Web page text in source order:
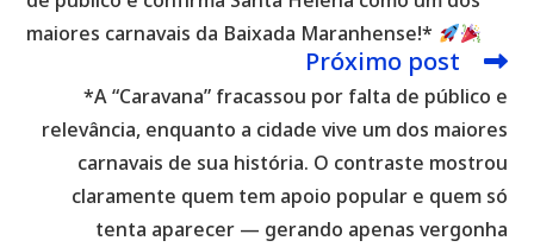
maiores carnavais da Baixada Maranhense!*
Próximo post
*A “Caravana” fracassou por falta de público e
relevância, enquanto a cidade vive um dos maiores
carnavais de sua história. O contraste mostrou
claramente quem tem apoio popular e quem só
tenta aparecer — gerando apenas vergonha